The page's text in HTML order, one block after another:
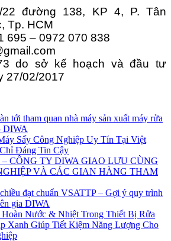
22 đường 138, KP 4, P. Tân
Tp. HCM
695 – 0972 070 838
do sở kế hoạch và đầu tư
27/02/2017
tới tham quan nhà máy sản xuất máy rửa
DIWA
Sấy Công Nghiệp Uy Tín Tại Việt
Đáng Tin Cậy
CÔNG TY DIWA GIAO LƯU CÙNG
VÀ CÁC GIAN HÀNG THAM
đạt chuẩn VSATTP – Gợi ý quy trình
gia DIWA
Hoàn Nước & Nhiệt Trong Thiết Bị Rửa
Xanh Giúp Tiết Kiệm Năng Lượng Cho